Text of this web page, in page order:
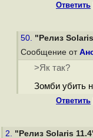
Ответить
50. "Релиз
Сообщение от
>Як так?
Зомби убить
Ответить
2. "Релиз Solaris